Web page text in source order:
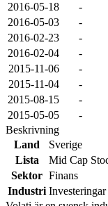
2016-05-18
-
2016-05-03
-
2016-02-23
-
2016-02-04
-
2015-11-06
-
2015-11-04
-
2015-08-15
-
2015-05-05
-
Beskrivning
Land
Sverige
Lista
Mid Cap
Sektor Finans
Industri Investeringar